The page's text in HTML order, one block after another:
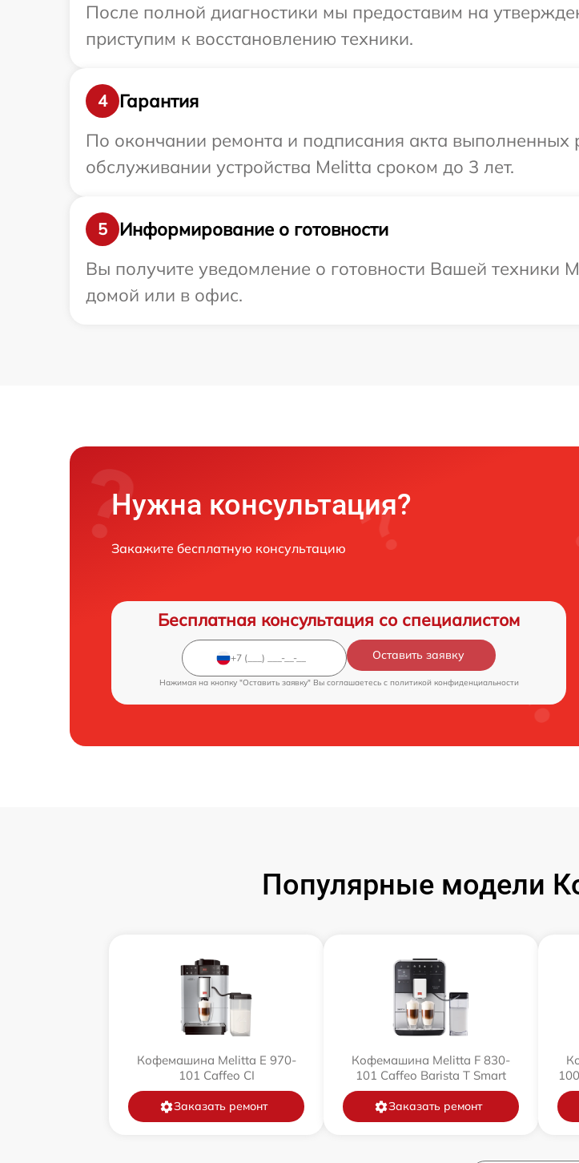
После полной диагностики мы предоставим на
приступим к восстановлению техники.
4
Гарантия
По окончании ремонта и подписания акта выполненных
обслуживании устройства Melitta сроком до 3 лет.
5
Информирование о готовности
Вы получите уведомление о готовности Вашей техники
домой или в офис.
Нужна консультация?
Закажите бесплатную консультацию
Бесплатная консультация со специалистом
Оставить заявку
Нажимая на кнопку "Оставить заявку" Вы соглашаетесь c политикой конфиденциальности
Популярные модели
Кофемашина Melitta Е 970-
101 Caffeo CI
Заказать ремонт
Кофемашина Melitta F 830-
101 Caffeo Barista T Smart
Заказать ремонт